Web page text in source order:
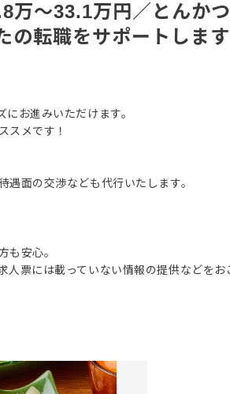
万～33.1万円／とんか
の転職をサポートします
お進みいただけます。
スメです！
面の交渉なども代行いたします。
安心。
票には載っていない情報の提供などをお